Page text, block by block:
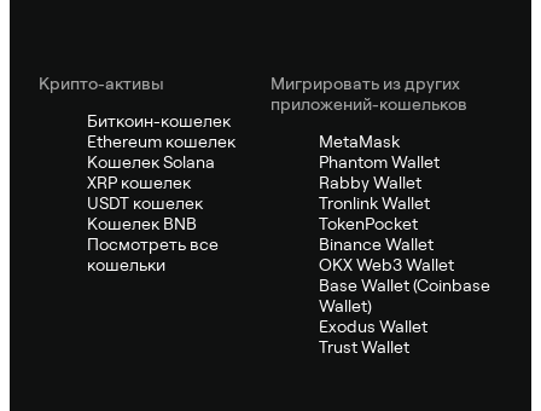
Крипто-активы
Биткоин-кошелек
Ethereum кошелек
Кошелек Solana
XRP кошелек
USDT кошелек
Кошелек BNB
Посмотреть все
кошельки
Мигрировать из других
приложений-кошельков
MetaMask
Phantom Wallet
Rabby Wallet
Tronlink Wallet
TokenPocket
Binance Wallet
OKX Web3 Wallet
Base Wallet (Coinbase
Wallet)
Exodus Wallet
Trust Wallet